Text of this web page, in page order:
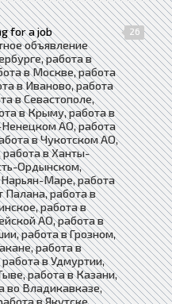
for a job 26
объявление
работа в
в Москве, работа
в Иваново, работа
в Севастополе,
в Крыму, работа в
АО, работа
в Чукотском АО,
в Ханты-
Ордынском,
Маре, работа
Палана, работа в
работа в
АО, работа в
работа в Грозном,
работа в
в Удмуртии,
работа в Казани,
во Владикавказе,
в Якутске,